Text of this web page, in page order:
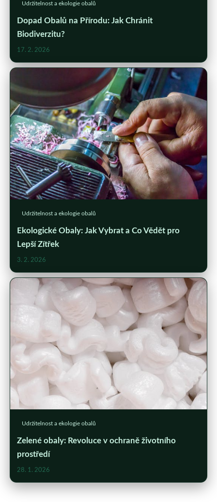
Udržitelnost a ekologie obalů
Dopad Obalů na Přírodu: Jak Chránit
Biodiverzitu?
17. 2. 2026
Udržitelnost a ekologie obalů
Ekologické Obaly: Jak Vybrat a Co Vědět pro
Lepší Zítřek
3. 2. 2026
Udržitelnost a ekologie obalů
Zelené obaly: Revoluce v ochraně životního
prostředí
28. 1. 2026